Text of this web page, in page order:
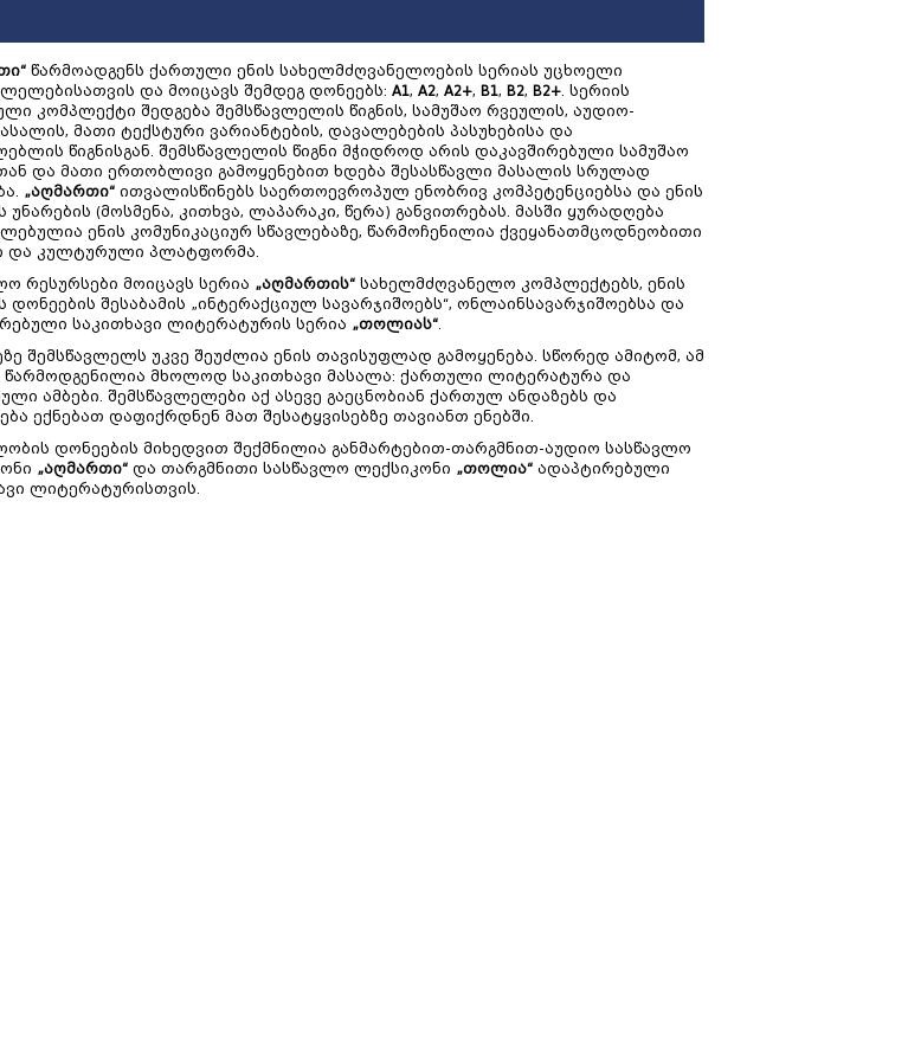
წარმოადგენს ქართული ენის სახელმძღვანელოების სერიას უცხოელი
და მოიცავს შემდეგ დონეებს: A1, A2, A2+, B1, B2, B2+. სერიის
კომპლექტი შედგება შემსწავლელის წიგნის, სამუშაო რვეულის, აუდიო-
მათი ტექსტური ვარიანტების, დავალებების პასუხებისა და
წიგნისგან. შემსწავლელის წიგნი მჭიდროდ არის დაკავშირებული სამუშაო
და მათი ერთობლივი გამოყენებით ხდება შესასწავლი მასალის სრულად
„აღმართი“ ითვალისწინებს საერთოევროპულ ენობრივ კომპეტენციებსა და ენის
(მოსმენა, კითხვა, ლაპარაკი, წერა) განვითრებას. მასში ყურადღება
ენის კომუნიკაციურ სწავლებაზე, წარმოჩენილია ქვეყანათმცოდნეობითი
და კულტურული პლატფორმა.
რესურსები მოიცავს სერია „აღმართის“ სახელმძღვანელო კომპლექტებს, ენის
შესაბამის „ინტერაქციულ სავარჯიშოებს“, ონლაინსავარჯიშოებსა და
საკითხავი ლიტერატურის სერია „თოლიას“.
შემსწავლელს უკვე შეუძლია ენის თავისუფლად გამოყენება. სწორედ ამიტომ, ამ
წარმოდგენილია მხოლოდ საკითხავი მასალა: ქართული ლიტერატურა და
ამბები. შემსწავლელები აქ ასევე გაეცნობიან ქართულ ანდაზებს და
ექნებათ დაფიქრდნენ მათ შესატყვისებზე თავიანთ ენებში.
დონეების მიხედვით შექმნილია განმარტებით-თარგმნით-აუდიო სასწავლო
„აღმართი“ და თარგმნითი სასწავლო ლექსიკონი „თოლია“ ადაპტირებული
ლიტერატურისთვის.